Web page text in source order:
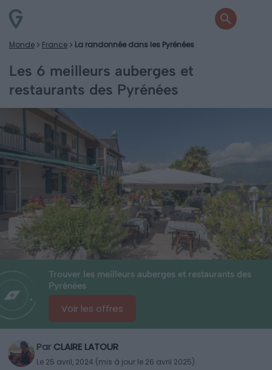
Monde France La randonnée dans les Pyrénées
Les 6 meilleurs auberges et
restaurants des Pyrénées
Trouver les meilleurs auberges et restaurants des
Pyrénées
Voir les offres
Par CLAIRE LATOUR
Le 25 avril, 2024 (mis à jour le 26 avril 2025)